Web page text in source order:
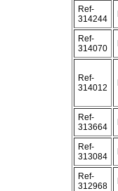
Ref-
314244
Ref-
314070
Ref-
314012
Ref-
313664
Ref-
313084
Ref-
312968